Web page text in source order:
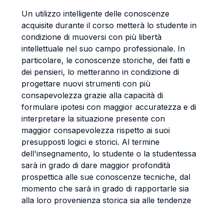
Un utilizzo intelligente delle conoscenze
acquisite durante il corso metterà lo studente in
condizione di muoversi con più libertà
intellettuale nel suo campo professionale. In
particolare, le conoscenze storiche, dei fatti e
dei pensieri, lo metteranno in condizione di
progettare nuovi strumenti con più
consapevolezza grazie alla capacità di
formulare ipotesi con maggior accuratezza e di
interpretare la situazione presente con
maggior consapevolezza rispetto ai suoi
presupposti logici e storici. Al termine
dell'insegnamento, lo studente o la studentessa
sarà in grado di dare maggior profondità
prospettica alle sue conoscenze tecniche, dal
momento che sarà in grado di rapportarle sia
alla loro provenienza storica sia alle tendenze